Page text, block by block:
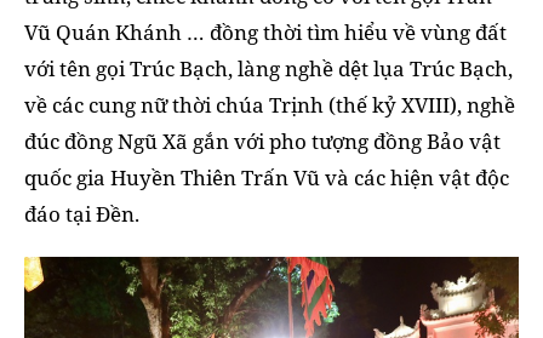
Vũ Quán Khánh … đồng thời tìm hiểu về vùng đất
với tên gọi Trúc Bạch, làng nghề dệt lụa Trúc Bạch,
về các cung nữ thời chúa Trịnh (thế kỷ XVIII), nghề
đúc đồng Ngũ Xã gắn với pho tượng đồng Bảo vật
quốc gia Huyền Thiên Trấn Vũ và các hiện vật độc
đáo tại Đền.